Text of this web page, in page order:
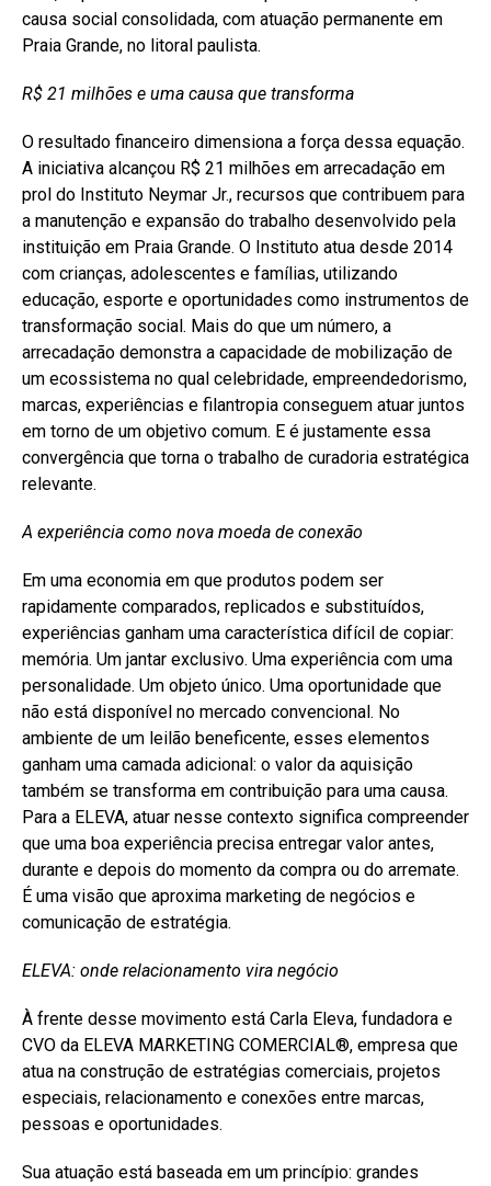
causa social consolidada, com atuação permanente em
Praia Grande, no litoral paulista.
R$ 21 milhões e uma causa que transforma
O resultado financeiro dimensiona a força dessa equação.
A iniciativa alcançou R$ 21 milhões em arrecadação em
prol do Instituto Neymar Jr., recursos que contribuem para
a manutenção e expansão do trabalho desenvolvido pela
instituição em Praia Grande. O Instituto atua desde 2014
com crianças, adolescentes e famílias, utilizando
educação, esporte e oportunidades como instrumentos de
transformação social. Mais do que um número, a
arrecadação demonstra a capacidade de mobilização de
um ecossistema no qual celebridade, empreendedorismo,
marcas, experiências e filantropia conseguem atuar juntos
em torno de um objetivo comum. E é justamente essa
convergência que torna o trabalho de curadoria estratégica
relevante.
A experiência como nova moeda de conexão
Em uma economia em que produtos podem ser
rapidamente comparados, replicados e substituídos,
experiências ganham uma característica difícil de copiar:
memória. Um jantar exclusivo. Uma experiência com uma
personalidade. Um objeto único. Uma oportunidade que
não está disponível no mercado convencional. No
ambiente de um leilão beneficente, esses elementos
ganham uma camada adicional: o valor da aquisição
também se transforma em contribuição para uma causa.
Para a ELEVA, atuar nesse contexto significa compreender
que uma boa experiência precisa entregar valor antes,
durante e depois do momento da compra ou do arremate.
É uma visão que aproxima marketing de negócios e
comunicação de estratégia.
ELEVA: onde relacionamento vira negócio
À frente desse movimento está Carla Eleva, fundadora e
CVO da ELEVA MARKETING COMERCIAL®️, empresa que
atua na construção de estratégias comerciais, projetos
especiais, relacionamento e conexões entre marcas,
pessoas e oportunidades.
Sua atuação está baseada em um princípio: grandes